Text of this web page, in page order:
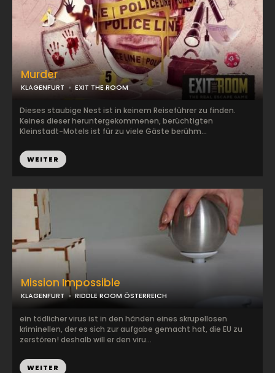
Murder
KLAGENFURT EXIT THE ROOM
Dieses staubige Nest ist in keinem Reiseführer zu finden.
Keines dieser heruntergekommenen, berüchtigten
Kleinstadt-Motels ist für zu viele Gäste berühm...
WEITER
Mission Impossible
KLAGENFURT RIDDLE ROOM ÖSTERREICH
ein tödlicher virus ist in den händen eines skrupellosen
kriminellen, der es sich zur aufgabe gemacht hat, die EU zu
zerstören! deshalb will er den viru...
WEITER